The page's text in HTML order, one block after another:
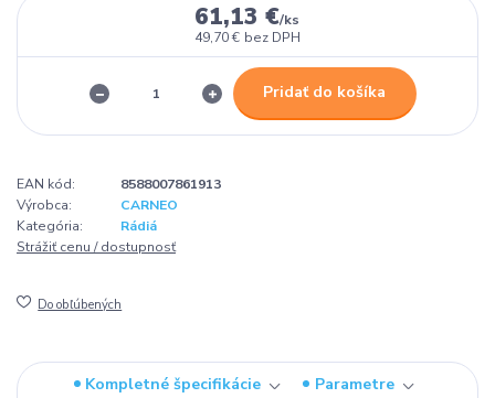
61,13 €/ks
49,70 € bez DPH
Pridať do košíka
EAN kód:
8588007861913
Výrobca:
CARNEO
Kategória:
Rádiá
Strážiť cenu / dostupnosť
Do obľúbených
Kompletné špecifikácie
Parametre